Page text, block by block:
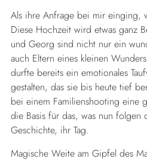
Als ihre Anfrage bei mir einging,
Diese Hochzeit wird etwas ganz
und Georg sind nicht nur ein
auch Eltern eines kleinen
durfte bereits ein emotionales
gestalten, das sie bis heute tief
bei einem Familienshooting eine
die Basis für das, was nun
Geschichte, ihr Tag.
Magische Weite am Gipfel des